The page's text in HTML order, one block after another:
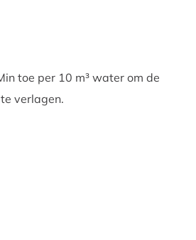
toe per 10 m³ water om de
verlagen.